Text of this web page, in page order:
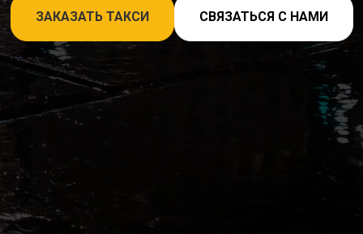
ЗАКАЗАТЬ ТАКСИ СВЯЗАТЬСЯ С НАМИ